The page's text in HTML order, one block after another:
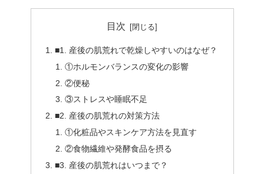
目次
■1. 産後の肌荒れで乾燥しやすいのはなぜ？
①ホルモンバランスの変化の影響
②便秘
③ストレスや睡眠不足
■2. 産後の肌荒れの対策方法
①化粧品やスキンケア方法を見直す
②食物繊維や発酵食品を摂る
■3. 産後の肌荒れはいつまで？